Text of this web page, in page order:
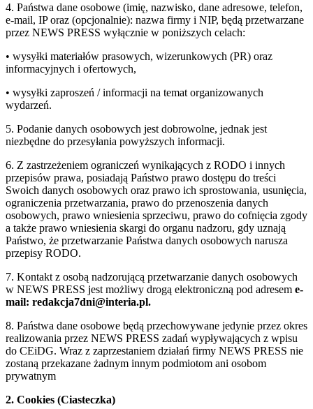
4. Państwa dane osobowe (imię, nazwisko, dane adresowe, telefon,
e-mail, IP oraz (opcjonalnie): nazwa firmy i NIP, będą przetwarzane
przez NEWS PRESS wyłącznie w poniższych celach:
• wysyłki materiałów prasowych, wizerunkowych (PR) oraz
informacyjnych i ofertowych,
• wysyłki zaproszeń / informacji na temat organizowanych
wydarzeń.
5. Podanie danych osobowych jest dobrowolne, jednak jest
niezbędne do przesyłania powyższych informacji.
6. Z zastrzeżeniem ograniczeń wynikających z RODO i innych
przepisów prawa, posiadają Państwo prawo dostępu do treści
Swoich danych osobowych oraz prawo ich sprostowania, usunięcia,
ograniczenia przetwarzania, prawo do przenoszenia danych
osobowych, prawo wniesienia sprzeciwu, prawo do cofnięcia zgody
a także prawo wniesienia skargi do organu nadzoru, gdy uznają
Państwo, że przetwarzanie Państwa danych osobowych narusza
przepisy RODO.
7. Kontakt z osobą nadzorującą przetwarzanie danych osobowych
w NEWS PRESS jest możliwy drogą elektroniczną pod adresem e-
mail: redakcja7dni@interia.pl.
8. Państwa dane osobowe będą przechowywane jedynie przez okres
realizowania przez NEWS PRESS zadań wypływających z wpisu
do CEiDG. Wraz z zaprzestaniem działań firmy NEWS PRESS nie
zostaną przekazane żadnym innym podmiotom ani osobom
prywatnym
2. Cookies (Ciasteczka)